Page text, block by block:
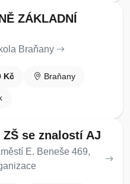
ZÁKLADNÍ
Braňany
Kč Braňany
se znalostí AJ
E. Beneše 469,